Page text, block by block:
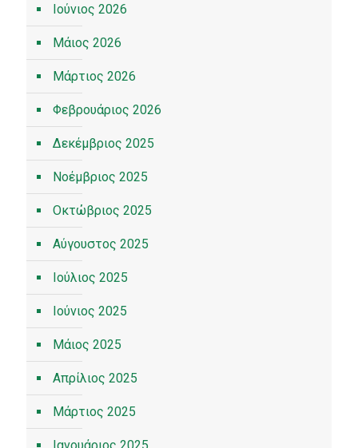
Ιούνιος 2026
Μάιος 2026
Μάρτιος 2026
Φεβρουάριος 2026
Δεκέμβριος 2025
Νοέμβριος 2025
Οκτώβριος 2025
Αύγουστος 2025
Ιούλιος 2025
Ιούνιος 2025
Μάιος 2025
Απρίλιος 2025
Μάρτιος 2025